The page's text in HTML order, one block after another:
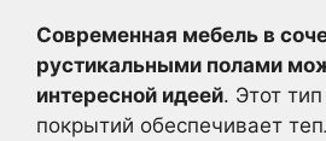
Современная мебель в
рустикальными полами
интересной идеей. Этот
покрытий обеспечивает